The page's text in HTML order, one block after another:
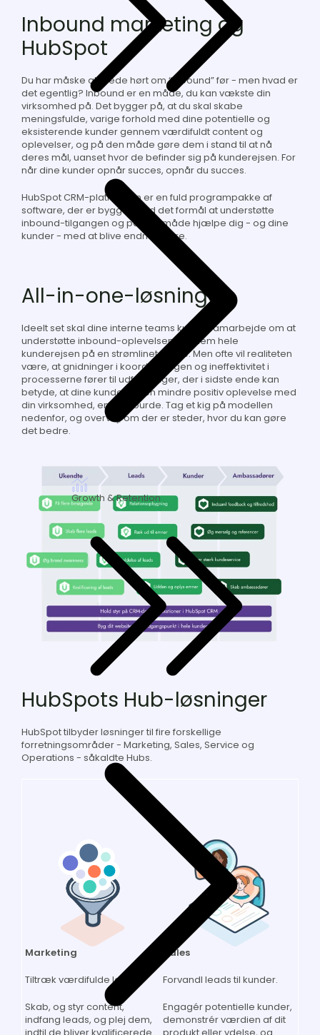
Growth & Retention
Inbound marketing og
HubSpot
Du har måske allerede hørt om “inbound” før - men hvad er
det egentlig? Inbound er en måde, du kan vækste din
virksomhed på. Det bygger på, at du skal skabe
meningsfulde, varige forhold med dine potentielle og
eksisterende kunder gennem værdifuldt content og
oplevelser, og på den måde gøre dem i stand til at nå
deres mål, uanset hvor de befinder sig på kunderejsen. For
når dine kunder opnår succes, opnår du succes.
HubSpot CRM-platformen er en fuld programpakke af
software, der er bygget med det formål at understøtte
inbound-tilgangen og på den måde hjælpe dig - og dine
kunder - med at blive endnu bedre.
All-in-one-løsningen
Ideelt set skal dine interne teams kunne samarbejde om at
understøtte inbound-oplevelsen gennem hele
kunderejsen på en strømlinet måde. Men ofte vil realiteten
være, at gnidninger i koordineringen og ineffektivitet i
processerne fører til udfordringer, der i sidste ende kan
betyde, at dine kunder får en mindre positiv oplevelse med
din virksomhed, end de burde. Tag et kig på modellen
nedenfor, og overvej, om der er steder, hvor du kan gøre
det bedre.
HubSpots Hub-løsninger
HubSpot tilbyder løsninger til fire forskellige
forretningsområder - Marketing, Sales, Service og
Operations - såkaldte Hubs.
Marketing
Tiltræk værdifulde leads.
Skab, og styr content,
indfang leads, og plej dem,
Sales
Forvandl leads til kunder.
Engagér potentielle kunder,
demonstrér værdien af dit
produkt eller ydelse, og